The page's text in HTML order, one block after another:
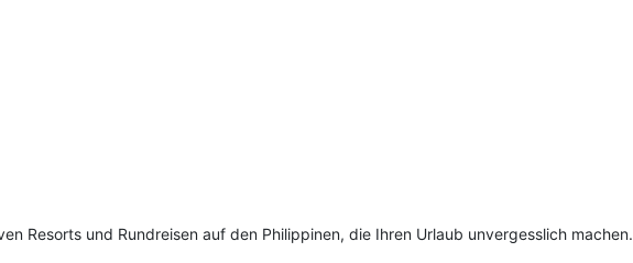
Resorts und Rundreisen auf den Philippinen, die Ihren Urlaub unvergesslich machen.